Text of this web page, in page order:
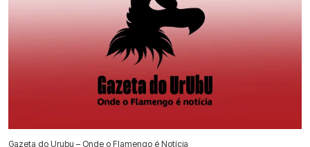
Gazeta do Urubu – Onde o Flamengo é Notícia